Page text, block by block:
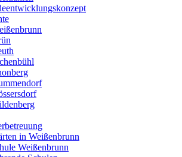
in Weißenbrunn
Weißenbrunn